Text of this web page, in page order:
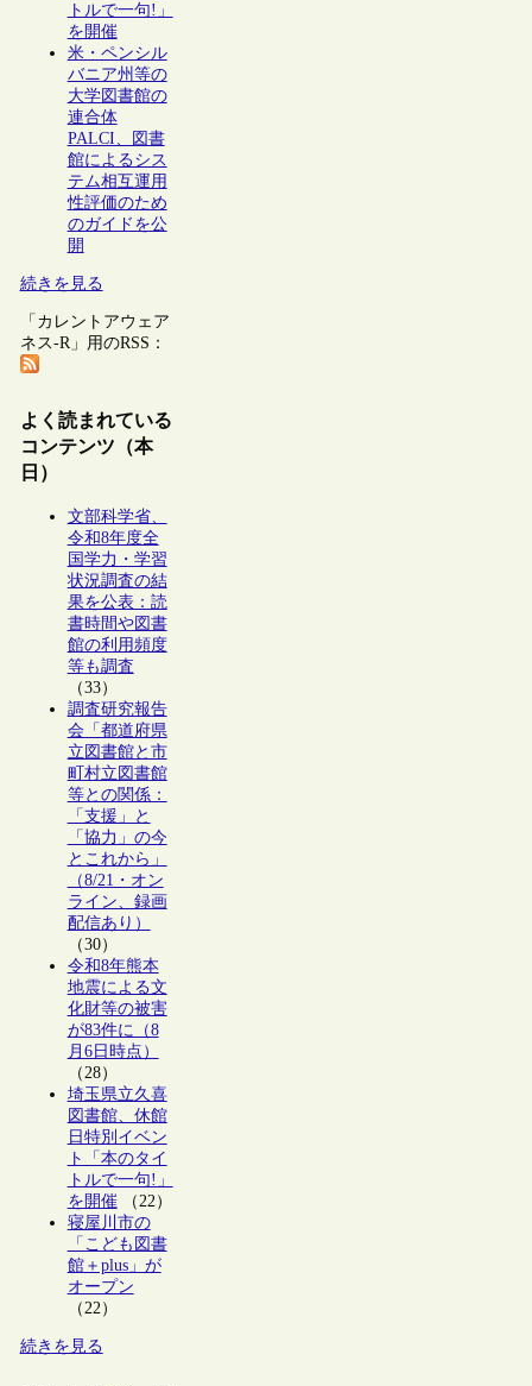
トルで一句!」
を開催
米・ペンシル
バニア州等の
大学図書館の
連合体
PALCI、図書
館によるシス
テム相互運用
性評価のため
のガイドを公
開
続きを見る
「カレントアウェア
ネス-R」用のRSS：
よく読まれている
コンテンツ（本
日）
文部科学省、
令和8年度全
国学力・学習
状況調査の結
果を公表：読
書時間や図書
館の利用頻度
等も調査
（33）
調査研究報告
会「都道府県
立図書館と市
町村立図書館
等との関係：
「支援」と
「協力」の今
とこれから」
（8/21・オン
ライン、録画
配信あり）
（30）
令和8年熊本
地震による文
化財等の被害
が83件に（8
月6日時点）
（28）
埼玉県立久喜
図書館、休館
日特別イベン
ト「本のタイ
トルで一句!」
を開催（22）
寝屋川市の
「こども図書
館＋plus」が
オープン
（22）
続きを見る